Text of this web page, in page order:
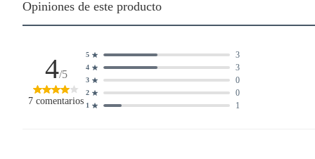
Plantas.
Motocicletas y bicicletas motorizadas.
Licores y cigarros electrónicos.
Opiniones de este producto
4/5
7 comentarios 1 1
2 0
3 0
4 3
5 3